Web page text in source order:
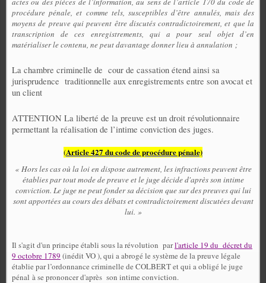
procédure pénale, et comme tels, susceptibles d’être annulés, mais des
moyens de preuve qui peuvent être discutés contradictoirement, et que la
transcription de ces enregistrements, qui a pour seul objet d’en
matérialiser le contenu, ne peut davantage donner lieu à annulation ;
La chambre criminelle de cour de cassation étend ainsi sa
jurisprudence traditionnelle aux enregistrements entre son avocat et
un client
ATTENTION La liberté de la preuve est un droit révolutionnaire
permettant la réalisation de l’intime conviction des juges.
(Article 427 du code de procédure pénale)
« Hors les cas où la loi en dispose autrement, les infractions peuvent être
établies par tout mode de preuve et le juge décide d'après son intime
conviction. Le juge ne peut fonder sa décision que sur des preuves qui lui
sont apportées au cours des débats et contradictoirement discutées devant
lui. »
Il s'agit d'un principe établi sous la révolution parl'article 19 du décret du
9 octobre 1789 (inédit VO ), qui a abrogé le système de la preuve légale
établie par l’ordonnance criminelle de COLBERT et qui a obligé le juge
pénal à se prononcer d'après son intime conviction.